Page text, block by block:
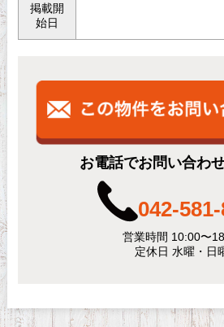
掲載開
始日
お電話でお問い合わ
042-
営業時間 10:00〜
定休日 水曜・日